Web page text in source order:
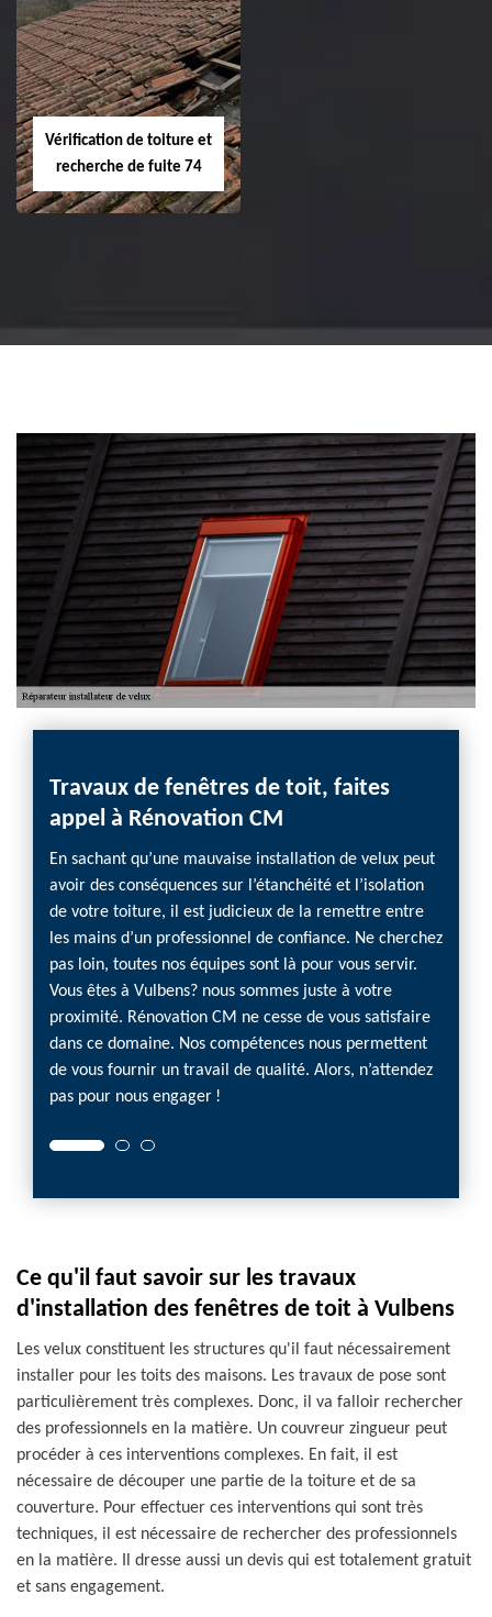
Vérification de toiture et
recherche de fuite 74
Travaux de fenêtres de toit, faites
appel à Rénovation CM
En sachant qu’une mauvaise installation de velux peut
avoir des conséquences sur l’étanchéité et l’isolation
de votre toiture, il est judicieux de la remettre entre
les mains d’un professionnel de confiance. Ne cherchez
pas loin, toutes nos équipes sont là pour vous servir.
Vous êtes à Vulbens? nous sommes juste à votre
proximité. Rénovation CM ne cesse de vous satisfaire
dans ce domaine. Nos compétences nous permettent
de vous fournir un travail de qualité. Alors, n’attendez
pas pour nous engager !
Ce qu'il faut savoir sur les travaux
d'installation des fenêtres de toit à Vulbens
Les velux constituent les structures qu'il faut nécessairement
installer pour les toits des maisons. Les travaux de pose sont
particulièrement très complexes. Donc, il va falloir rechercher
des professionnels en la matière. Un couvreur zingueur peut
procéder à ces interventions complexes. En fait, il est
nécessaire de découper une partie de la toiture et de sa
couverture. Pour effectuer ces interventions qui sont très
techniques, il est nécessaire de rechercher des professionnels
en la matière. Il dresse aussi un devis qui est totalement gratuit
et sans engagement.